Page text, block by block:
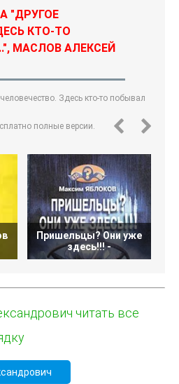
"ДРУГОЕ
КТО-ТО
МАСЛОВ АЛЕКСЕЙ
Здесь кто-то побывал
полные версии.
Пришельцы? Они уже
здесь!!! -
читать все